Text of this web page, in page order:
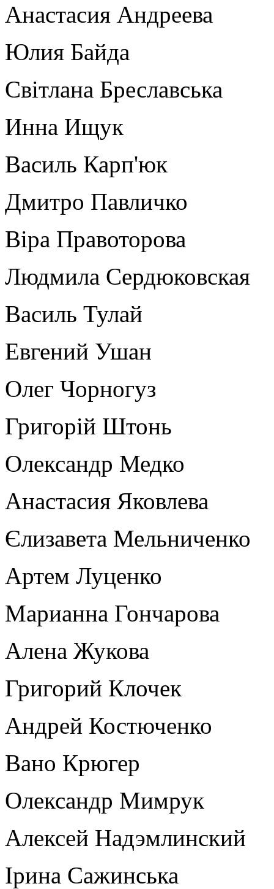
Анастасия Андреева
Юлия Байда
Світлана Бреславська
Инна Ищук
Василь Карп'юк
Дмитро Павличко
Віра Правоторова
Людмила Сердюковская
Василь Тулай
Евгений Ушан
Олег Чорногуз
Григорій Штонь
Олександр Медко
Анастасия Яковлева
Єлизавета Мельниченко
Артем Луценко
Марианна Гончарова
Алена Жукова
Григорий Клочек
Андрей Костюченко
Вано Крюгер
Олександр Мимрук
Алексей Надэмлинский
Ірина Сажинська